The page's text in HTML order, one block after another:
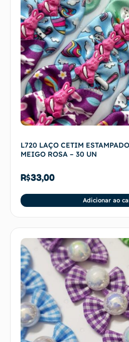
L720 LAÇO CETIM
MEIGO ROSA – 30 UN
R$33,00
Adicionar ao